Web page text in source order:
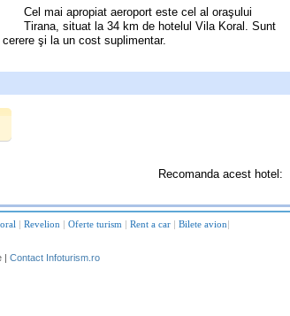
Cel mai apropiat aeroport este cel al oraşului
Tirana, situat la 34 km de hotelul Vila Koral. Sunt
şi la un cost suplimentar.
Recomanda acest hotel:
| Revelion | Oferte turism | Rent a car | Bilete avion|
| Contact Infoturism.ro